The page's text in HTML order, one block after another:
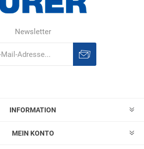
Newsletter
INFORMATION
MEIN KONTO